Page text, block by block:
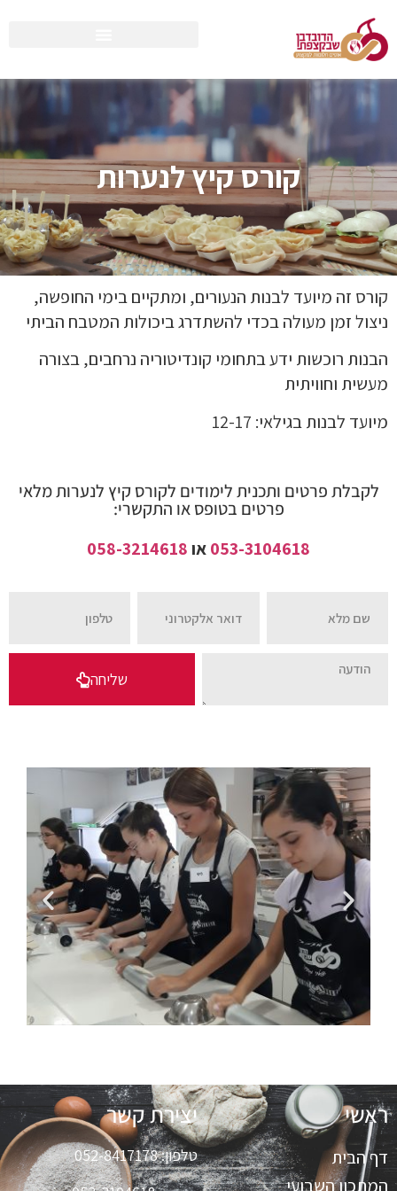
קורס קיץ לנערות
קורס זה מיועד לבנות הנעורים, ומתקיים בימי החופשה,
ניצול זמן מעולה בכדי להשתדרג ביכולות המטבח הביתי
הבנות רוכשות ידע בתחומי קונדיטוריה נרחבים, בצורה
מעשית וחוויתית
מיועד לבנות בגילאי: 12-17
לקבלת פרטים ותכנית לימודים לקורס קיץ לנערות מלאי
פרטים בטופס או התקשרי:
053-3104618או058-3214618
שליחה
ראשי
דף הבית
המתכון השבועי
יצירת קשר
טלפון:052-8417178